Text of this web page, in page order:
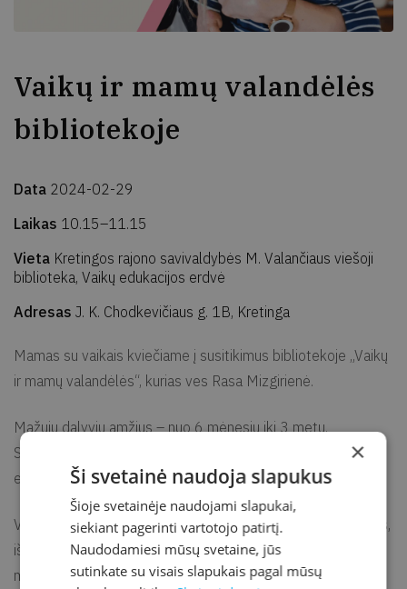
Vaikų ir mamų valandėlės
bibliotekoje
Data 2024-02-29
Laikas 10.15–11.15
Vieta Kretingos rajono savivaldybės M. Valančiaus viešoji
biblioteka, Vaikų edukacijos erdvė
Adresas J. K. Chodkevičiaus g. 1B, Kretinga
Mamas su vaikais kviečiame į susitikimus bibliotekoje „Vaikų
ir mamų valandėlės“, kurias ves Rasa Mizgirienė.
Mažųjų dalyvių amžius – nuo 6 mėnesių iki 3 metų.
Susitikimai vyks kiekvieną ketvirtadienį Vaikų edukacijos
erdvėje nuo 10.15 val.
Valandėlių tikslas – atrasti ir išmokti naujų žaidimų su vaikais,
išjudinti ir auginti jų gyvybines galias: ritmo pojūtį, smulkiąją
motoriką, pastabumą, muzikalumą, dėmesio koncentraciją,
×
Ši svetainė naudoja slapukus
Šioje svetainėje naudojami slapukai,
siekiant pagerinti vartotojo patirtį.
Naudodamiesi mūsų svetaine, jūs
sutinkate su visais slapukais pagal mūsų